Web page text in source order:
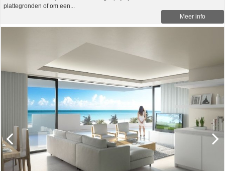
plattegronden of om een...
Meer info